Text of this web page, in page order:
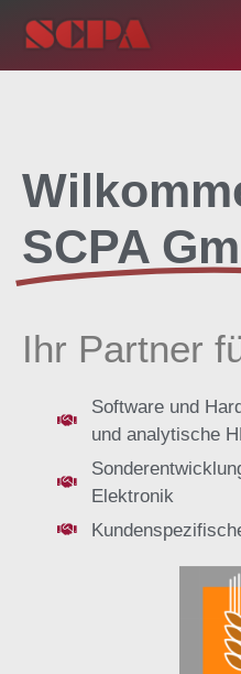
SCPA
Ihr Partner
Software und
und analytische
Elektronik